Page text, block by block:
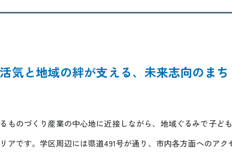
気と地域の絆が支える、未来志向のまち
ものづくり産業の中心地に近接しながら、地域ぐるみで子ど
アです。学区周辺には県道491号が通り、市内各方面へのアク